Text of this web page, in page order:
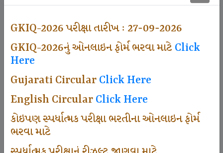
GKIQ-2026 પરીક્ષા તારીખ : 27-09-2026
GKIQ-2026નું ઓનલાઇન ફોર્મ ભરવા માટેClick
Here
Gujarati CircularClick Here
English CircularClick Here
કોઇપણ સ્પર્ધાત્મક પરીક્ષા ભરતીના ઓનલાઇન ફોર્મ
ભરવા માટે
500
Dhingamasti Subscription
671